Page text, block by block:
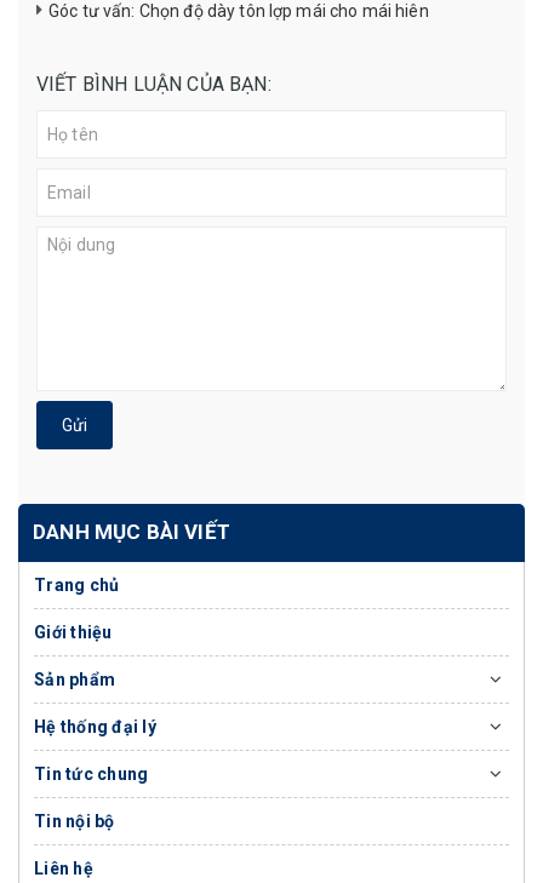
Góc tư vấn: Chọn độ dày tôn lợp mái cho mái hiên
VIẾT BÌNH LUẬN CỦA BẠN:
Gửi
DANH MỤC BÀI VIẾT
Trang chủ
Giới thiệu
Sản phẩm
Hệ thống đại lý
Tin tức chung
Tin nội bộ
Liên hệ